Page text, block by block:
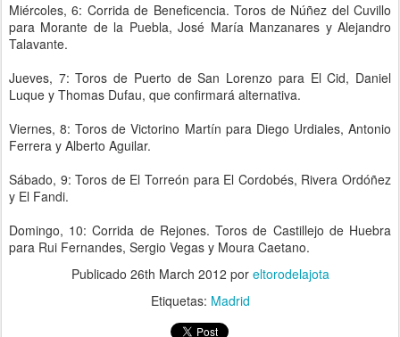
Miércoles, 6: Corrida de Beneficencia. Toros de Núñez del Cuvillo
para Morante de la Puebla, José María Manzanares y Alejandro
Talavante.
Jueves, 7: Toros de Puerto de San Lorenzo para El Cid, Daniel
Luque y Thomas Dufau, que confirmará alternativa.
Viernes, 8: Toros de Victorino Martín para Diego Urdiales, Antonio
Ferrera y Alberto Aguilar.
Sábado, 9: Toros de El Torreón para El Cordobés, Rivera Ordóñez
y El Fandi.
Domingo, 10: Corrida de Rejones. Toros de Castillejo de Huebra
para Rui Fernandes, Sergio Vegas y Moura Caetano.
Publicado 26th March 2012 por eltorodelajota
Etiquetas: Madrid